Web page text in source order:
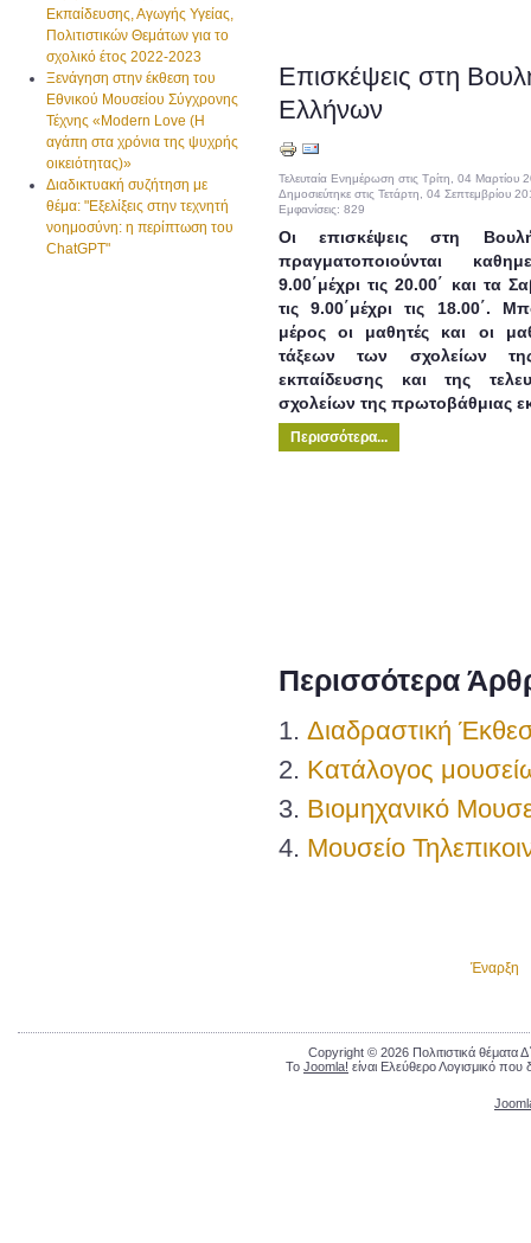
Εκπαίδευσης, Αγωγής Υγείας,
Πολιτιστικών Θεμάτων για το
σχολικό έτος 2022-2023
Ξενάγηση στην έκθεση του
Εθνικού Μουσείου Σύγχρονης
Τέχνης «Modern Love (H
αγάπη στα χρόνια της ψυχρής
οικειότητας)»
Διαδικτυακή συζήτηση με
θέμα: "Εξελίξεις στην τεχνητή
νοημοσύνη: η περίπτωση του
ChatGPT"
Επισκέψεις στη
Ελλήνων
Τελευταία Ενημέρωση στις Τρίτη, 04 Μαρτίου
Δημοσιεύτηκε στις Τετάρτη, 04 Σεπτεμβρίου
Εμφανίσεις: 829
Οι επισκέψεις στη
πραγματοποιούνται
9.00΄μέχρι τις 20.00΄ και τα
τις 9.00΄μέχρι τις 18.00΄.
μέρος οι μαθητές και οι
τάξεων των σχολείων της
εκπαίδευσης και της
σχολείων της πρωτοβάθμιας
Περισσότερα...
Περισσότερα
Διαδραστική
Κατάλογος
Βιομηχανικό
Μουσείο
Έναρξη
Copyright © 2026 Πολιτιστικά θέματα
Το Joomla! είναι Ελεύθερο Λογισμικό που